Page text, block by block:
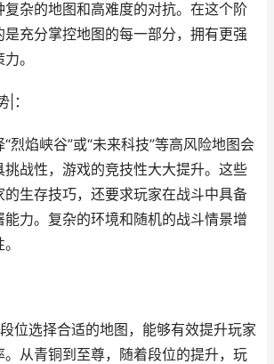
复杂的地图和高难度的对抗。在这个阶
充分掌控地图的每一部分，拥有更强
。
|：
烈焰峡谷”或“未来科技”等高风险地图会
挑战性，游戏的竞技性大大提升。这些
的生存技巧，还要求玩家在战斗中具备
能力。复杂的环境和随机的战斗情景增
位选择合适的地图，能够有效提升玩家
。从青铜到至尊，随着段位的提升，玩